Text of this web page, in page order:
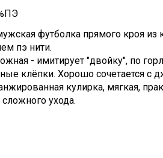
футболка прямого кроя из
пэ нити.
- имитирует "двойку", по
клёпки. Хорошо сочетается с
кулирка, мягкая,
сложного ухода.